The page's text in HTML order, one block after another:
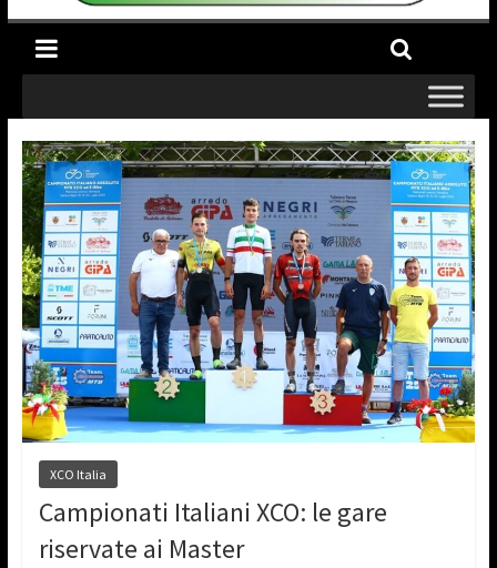
XCO Italia
Campionati Italiani XCO: le gare
riservate ai Master